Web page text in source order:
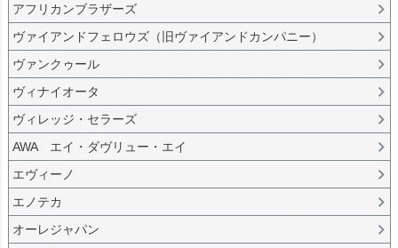
アフリカンブラザーズ
ヴァイアンドフェロウズ（旧ヴァイアンドカンパニー）
ヴァンクゥール
ヴィナイオータ
ヴィレッジ・セラーズ
AWA エイ・ダヴリュー・エイ
エヴィーノ
エノテカ
オーレジャパン